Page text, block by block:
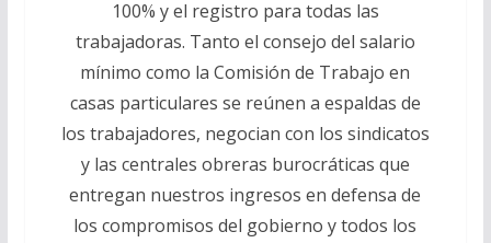
100% y el registro para todas las
trabajadoras. Tanto el consejo del salario
mínimo como la Comisión de Trabajo en
casas particulares se reúnen a espaldas de
los trabajadores, negocian con los sindicatos
y las centrales obreras burocráticas que
entregan nuestros ingresos en defensa de
los compromisos del gobierno y todos los